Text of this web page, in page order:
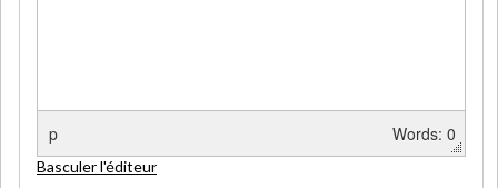
p Words: 0
Basculer l'éditeur